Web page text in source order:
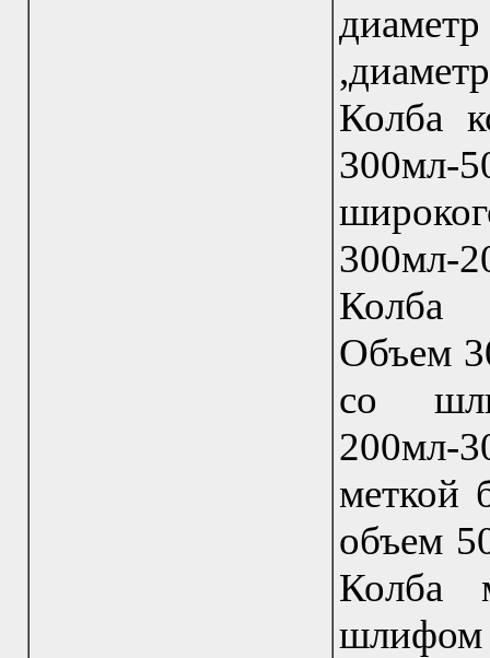
Колба
300мл-
Колба
Объем
со
200мл-
меткой
объем
Колба
шлифом